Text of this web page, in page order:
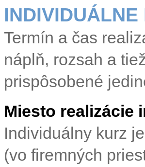
INDIVIDUÁLNE
Termín a čas
náplň, rozsah a
prispôsobené
Miesto realizácie
Individuálny kurz
(vo firemných